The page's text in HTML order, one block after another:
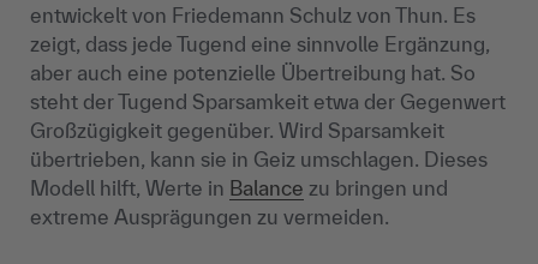
entwickelt von Friedemann Schulz von Thun. Es
zeigt, dass jede Tugend eine sinnvolle Ergänzung,
aber auch eine potenzielle Übertreibung hat. So
steht der Tugend Sparsamkeit etwa der Gegenwert
Großzügigkeit gegenüber. Wird Sparsamkeit
übertrieben, kann sie in Geiz umschlagen. Dieses
Modell hilft, Werte in Balance zu bringen und
extreme Ausprägungen zu vermeiden.